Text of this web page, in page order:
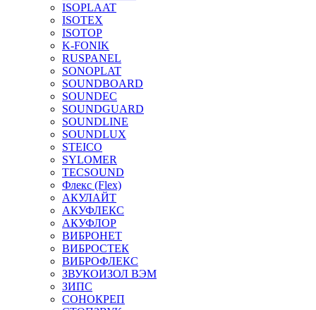
ISOPLAAT
ISOTEX
ISOTOP
K-FONIK
RUSPANEL
SONOPLAT
SOUNDBOARD
SOUNDEC
SOUNDGUARD
SOUNDLINE
SOUNDLUX
STEICO
SYLOMER
TECSOUND
Флекс (Flex)
АКУЛАЙТ
АКУФЛЕКС
АКУФЛОР
ВИБРОНЕТ
ВИБРОСТЕК
ВИБРОФЛЕКС
ЗВУКОИЗОЛ ВЭМ
ЗИПС
СОНОКРЕП